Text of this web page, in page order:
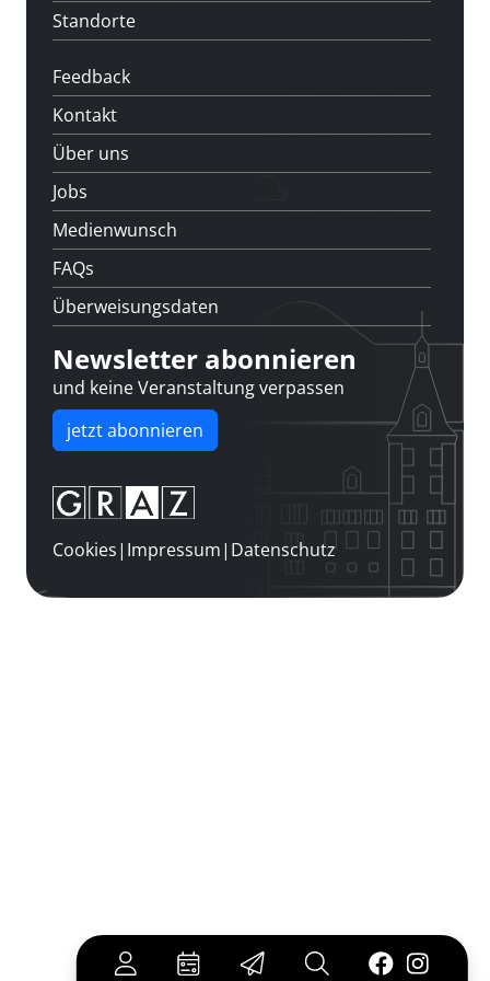
Standorte
Feedback
Kontakt
Über uns
Jobs
Medienwunsch
FAQs
Überweisungsdaten
Newsletter abonnieren
und keine Veranstaltung verpassen
jetzt abonnieren
Cookies| Impressum| Datenschutz